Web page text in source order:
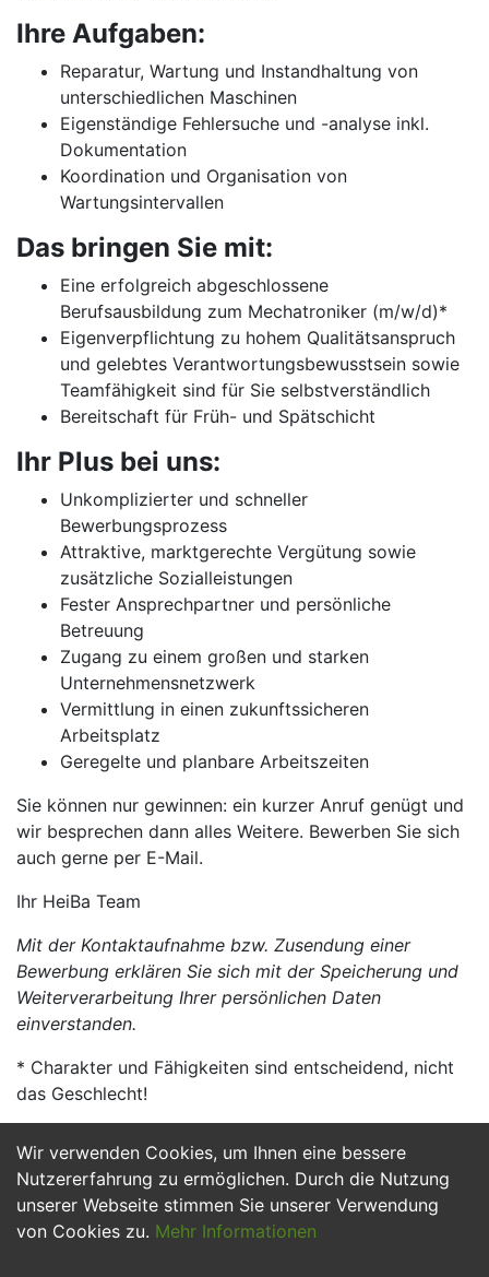
Wir verwenden Cookies, um Ihnen eine bessere
Nutzererfahrung zu ermöglichen. Durch die Nutzung
unserer Webseite stimmen Sie unserer Verwendung
von Cookies zu. Mehr Informationen
Ihre Aufgaben:
Reparatur, Wartung und Instandhaltung von
unterschiedlichen Maschinen
Eigenständige Fehlersuche und -analyse inkl.
Dokumentation
Koordination und Organisation von
Wartungsintervallen
Das bringen Sie mit:
Eine erfolgreich abgeschlossene
Berufsausbildung zum Mechatroniker (m/w/d)*
Eigenverpflichtung zu hohem Qualitätsanspruch
und gelebtes Verantwortungsbewusstsein sowie
Teamfähigkeit sind für Sie selbstverständlich
Bereitschaft für Früh- und Spätschicht
Ihr Plus bei uns:
Unkomplizierter und schneller
Bewerbungsprozess
Attraktive, marktgerechte Vergütung sowie
zusätzliche Sozialleistungen
Fester Ansprechpartner und persönliche
Betreuung
Zugang zu einem großen und starken
Unternehmensnetzwerk
Vermittlung in einen zukunftssicheren
Arbeitsplatz
Geregelte und planbare Arbeitszeiten
Sie können nur gewinnen: ein kurzer Anruf genügt und
wir besprechen dann alles Weitere. Bewerben Sie sich
auch gerne per E-Mail.
Ihr HeiBa Team
Mit der Kontaktaufnahme bzw. Zusendung einer
Bewerbung erklären Sie sich mit der Speicherung und
Weiterverarbeitung Ihrer persönlichen Daten
einverstanden.
* Charakter und Fähigkeiten sind entscheidend, nicht
das Geschlecht!
Jetzt Bewerben